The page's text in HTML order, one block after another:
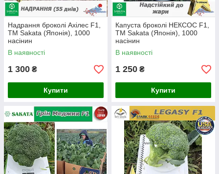
Надрання броколі Ахілес F1,
ТМ Sakata (Японія), 1000
насінин
В наявності
1 300 ₴
Купити
Капуста броколі НЕКСОС F1,
ТМ Sakata (Японія), 1000
насінин
В наявності
1 250 ₴
Купити